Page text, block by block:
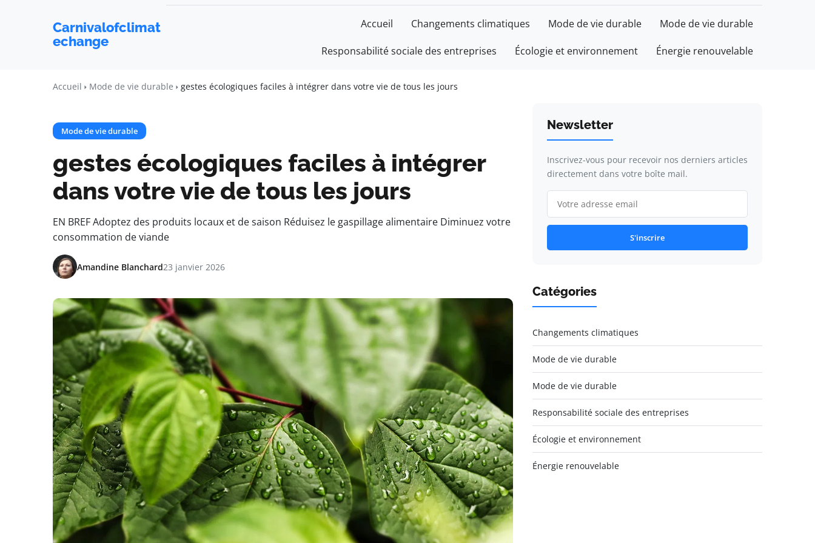
Carnivalofclimat
echange
Accueil Changements climatiques Mode de vie durable Mode de vie durable
Responsabilité sociale des entreprises Écologie et environnement Énergie renouvelable
Accueil Mode de vie durable gestes écologiques faciles à intégrer dans votre vie de tous les jours
Mode de vie durable
gestes écologiques faciles à intégrer
dans votre vie de tous les jours
EN BREF Adoptez des produits locaux et de saison Réduisez le gaspillage alimentaire Diminuez votre
consommation de viande
Amandine Blanchard23 janvier 2026
Newsletter
Inscrivez-vous pour recevoir nos derniers articles
directement dans votre boîte mail.
S'inscrire
Catégories
Changements climatiques
Mode de vie durable
Mode de vie durable
Responsabilité sociale des entreprises
Écologie et environnement
Énergie renouvelable